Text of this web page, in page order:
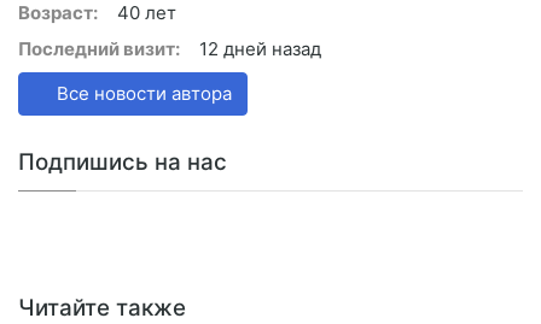
Возраст:
40 лет
Последний визит:
12 дней назад
Все новости автора
Подпишись на нас
Читайте также